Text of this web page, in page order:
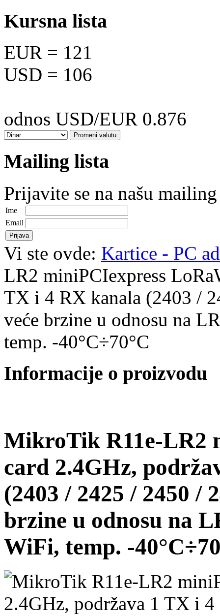
Kursna lista
EUR = 121
USD = 106
odnos USD/EUR 0.876
Mailing lista
Prijavite se na našu
Ime
Email
Vi ste ovde: Kartice - PC
LR2 miniPCIexpress
TX i 4 RX kanala (2403 /
veće brzine u odnosu na
temp. -40°C÷70°C
Informacije o proizvodu
MikroTik R11e-LR2
card 2.4GHz,
(2403 / 2425 / 2450 /
brzine u odnosu na
WiFi, temp. -